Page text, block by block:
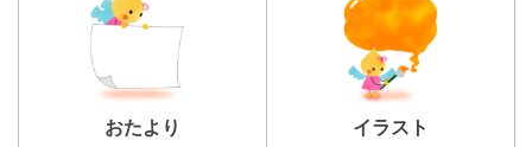
おたより イラスト